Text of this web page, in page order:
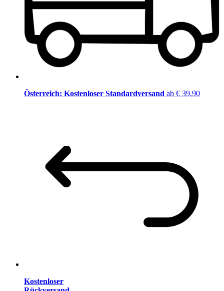
Österreich: Kostenloser Standardversand ab € 39,90
Kostenloser